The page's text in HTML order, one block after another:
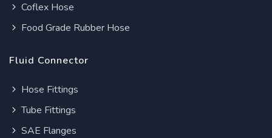
Coflex Hose
Food Grade Rubber Hose
Fluid Connector
Hose Fittings
Tube Fittings
SAE Flanges